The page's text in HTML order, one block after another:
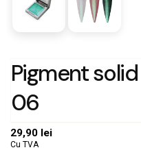
Pigment
06
29,90 lei
Cu TVA